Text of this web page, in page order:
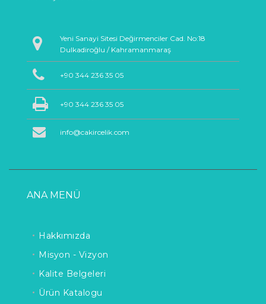
Yeni Sanayi Sitesi Değirmenciler Cad. No:18
Dulkadiroğlu / Kahramanmaraş
+90 344 236 35 05
+90 344 236 35 05
info@cakircelik.com
ANA MENÜ
Hakkımızda
Misyon - Vizyon
Kalite Belgeleri
Ürün Katalogu